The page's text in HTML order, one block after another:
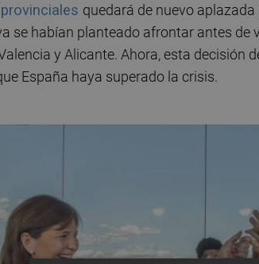
quedará de nuevo
se habían planteado afrontar antes
y Alicante. Ahora, esta decisión
España haya superado la crisis.